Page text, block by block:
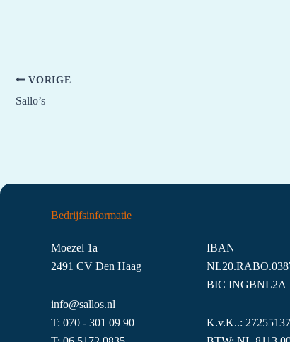
VORIGE
Sallo’s
Bedrijfsinformatie
Moezel 1a
2491 CV Den Haag
info@sallos.nl
T: 070 - 301 09 90
IBAN
BIC INGBNL2A
K.v.K..: 27255137